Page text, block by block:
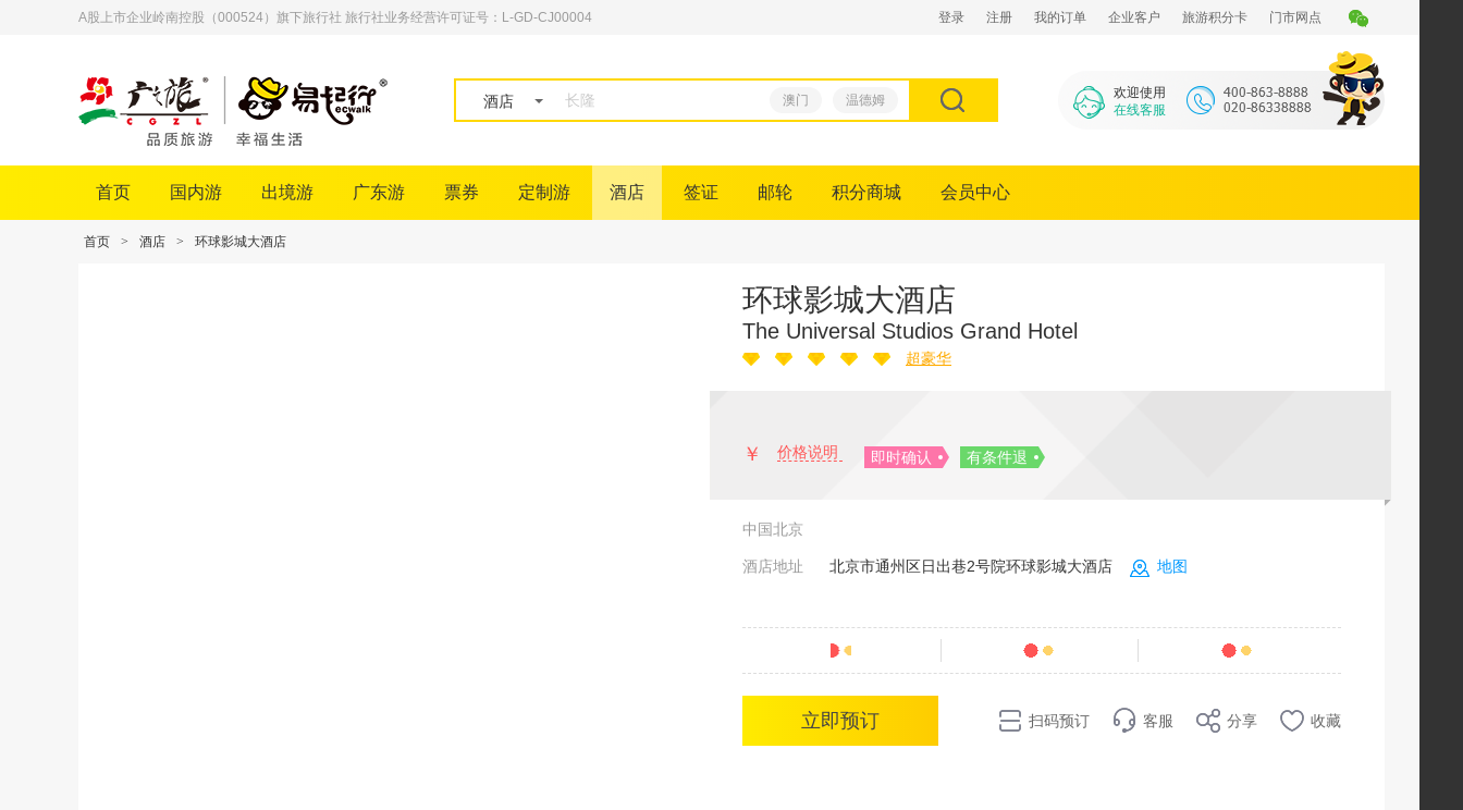
A股上市企业岭南控股（000524）旗下旅行社 旅行社业务经营许可证号：L-GD-CJ00004 登录 注册 我的订单 企业客户 旅游积分卡 门市网点
酒店 澳门 温德姆
欢迎使用
在线客服
首页 国内游 出境游 广东游 票券 定制游 酒店 签证 邮轮 积分商城 会员中心
首页 > 酒店 > 环球影城大酒店
环球影城大酒店
The Universal Studios Grand Hotel
超豪华
￥ 价格说明 即时确认 有条件退
中国北京
酒店地址 北京市通州区日出巷2号院环球影城大酒店 地图
分 条点评 55 销量
立即预订 扫码预订 客服 分享 收藏